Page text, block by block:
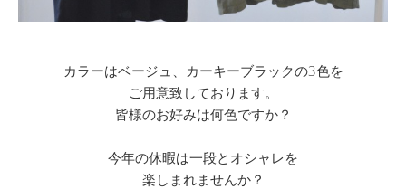
カラーはベージュ、カーキーブラックの3色を
ご用意致しております。
皆様のお好みは何色ですか？
今年の休暇は一段とオシャレを
楽しまれませんか？